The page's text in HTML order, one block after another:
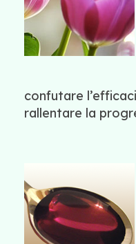
confutare
rallentare la